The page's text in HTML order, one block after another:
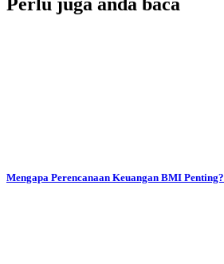
Mengapa Perencanaan Keuangan BMI Penting?